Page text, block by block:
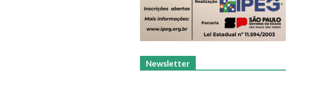
Newsletter